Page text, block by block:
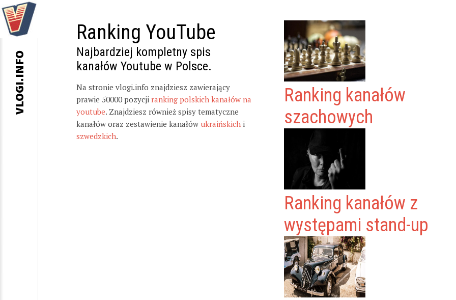
Ranking YouTube
Najbardziej kompletny spis
kanałów Youtube w Polsce.
Na stronie vlogi.info znajdziesz zawierający
prawie 50000 pozycji ranking polskich kanałów na
youtube. Znajdziesz również spisy tematyczne
kanałów oraz zestawienie kanałów ukraińskich i
szwedzkich.
Ranking kanałów
szachowych
Ranking kanałów z
występami stand-up
VLOGI.INFO